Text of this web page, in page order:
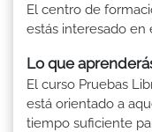
El centro de
estás interesado en
Lo que
El curso Pruebas
está orientado a
tiempo suficiente